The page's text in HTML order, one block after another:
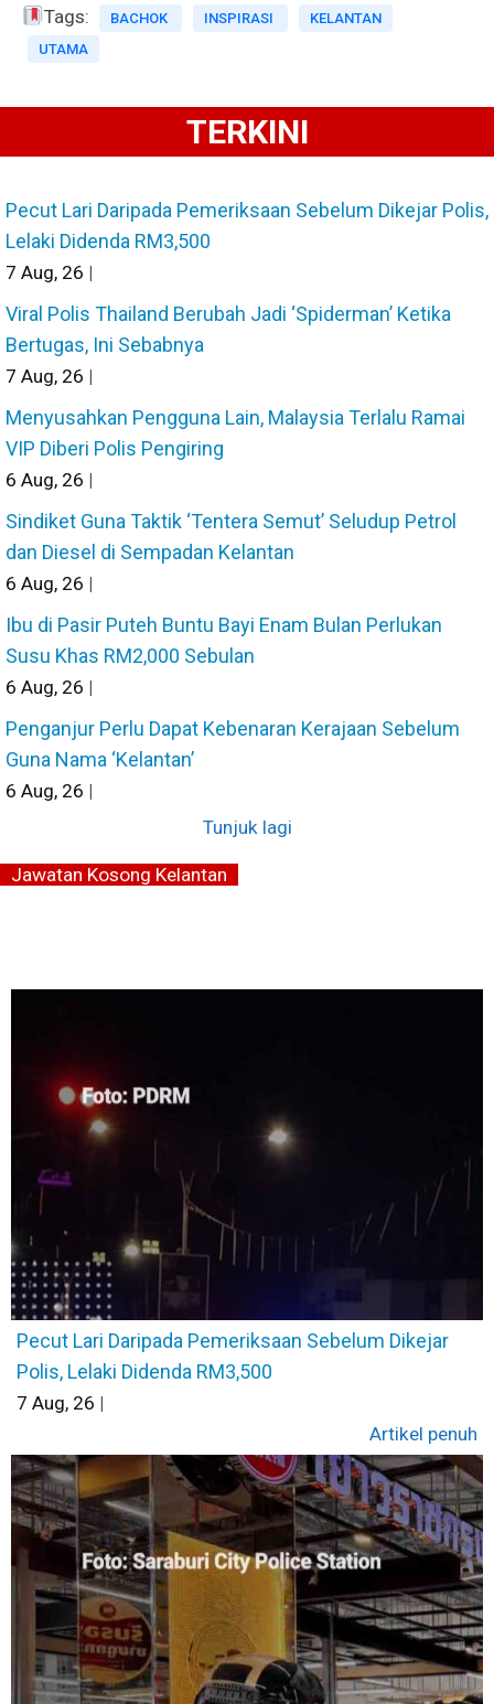
Tags: BACHOK INSPIRASI
KELANTAN
UTAMA
TERKINI
Pecut Lari Daripada Pemeriksaan Sebelum Dikejar Polis,
Lelaki Didenda RM3,500
7 Aug, 26 |
Viral Polis Thailand Berubah Jadi ‘Spiderman’ Ketika
Bertugas, Ini Sebabnya
7 Aug, 26 |
Menyusahkan Pengguna Lain, Malaysia Terlalu Ramai
VIP Diberi Polis Pengiring
6 Aug, 26 |
Sindiket Guna Taktik ‘Tentera Semut’ Seludup Petrol
dan Diesel di Sempadan Kelantan
6 Aug, 26 |
Ibu di Pasir Puteh Buntu Bayi Enam Bulan Perlukan
Susu Khas RM2,000 Sebulan
6 Aug, 26 |
Penganjur Perlu Dapat Kebenaran Kerajaan Sebelum
Guna Nama ‘Kelantan’
6 Aug, 26 |
Tunjuk lagi
Jawatan Kosong Kelantan
Pecut Lari Daripada Pemeriksaan Sebelum Dikejar
Polis, Lelaki Didenda RM3,500
7 Aug, 26 |
Artikel penuh